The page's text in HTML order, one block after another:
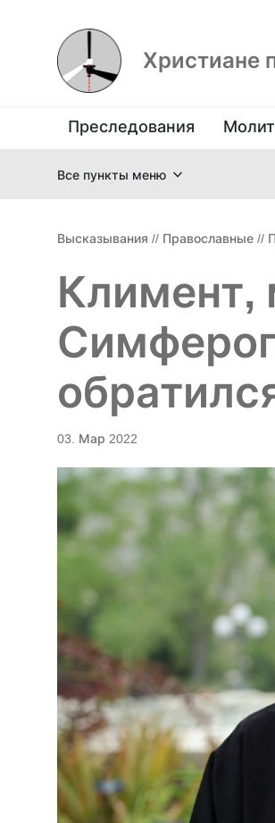
Христиане
Преследования
Все пункты меню
Высказывания // Православные //
Климент,
03. Мар 2022